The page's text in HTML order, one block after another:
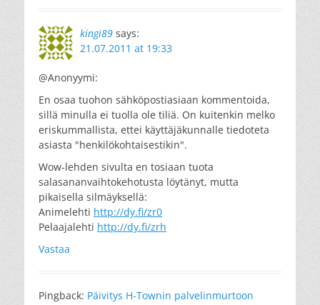
kingi89 says:
21.07.2011 at 19:33
@Anonyymi:
En osaa tuohon sähköpostiasiaan kommentoida,
sillä minulla ei tuolla ole tiliä. On kuitenkin melko
eriskummallista, ettei käyttäjäkunnalle tiedoteta
asiasta "henkilökohtaisestikin".
Wow-lehden sivulta en tosiaan tuota
salasananvaihtokehotusta löytänyt, mutta
pikaisella silmäyksellä:
Animelehti http://dy.fi/zr0
Pelaajalehti http://dy.fi/zrh
Vastaa
Pingback: Päivitys H-Townin palvelinmurtoon